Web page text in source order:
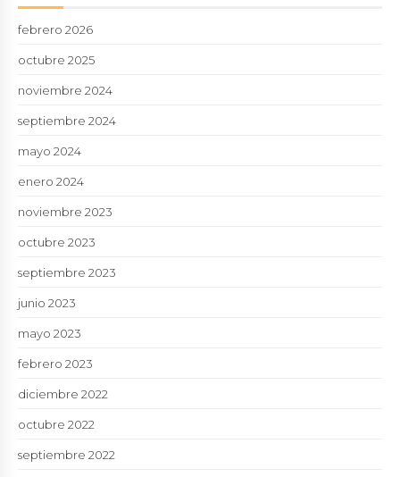
febrero 2026
octubre 2025
noviembre 2024
septiembre 2024
mayo 2024
enero 2024
noviembre 2023
octubre 2023
septiembre 2023
junio 2023
mayo 2023
febrero 2023
diciembre 2022
octubre 2022
septiembre 2022